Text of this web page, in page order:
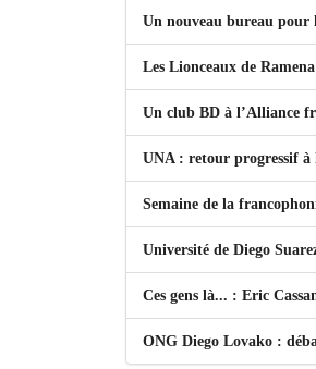
Un nouveau bureau pour
Les Lionceaux de
Un club BD à l’Alliance
UNA : retour progressif à
Semaine de la
Université de Diego
Ces gens là... : Eric
ONG Diego Lovako :